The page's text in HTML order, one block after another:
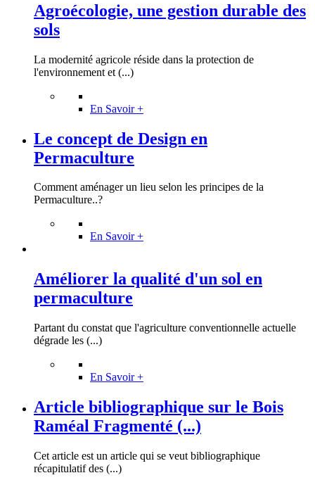
Agroécologie, une gestion durable des
sols
La modernité agricole réside dans la protection de
l'environnement et (...)
En Savoir +
Le concept de Design en
Permaculture
Comment aménager un lieu selon les principes de la
Permaculture..?
En Savoir +
Améliorer la qualité d'un sol en
permaculture
Partant du constat que l'agriculture conventionnelle actuelle
dégrade les (...)
En Savoir +
Article bibliographique sur le Bois
Raméal Fragmenté (...)
Cet article est un article qui se veut bibliographique
récapitulatif des (...)